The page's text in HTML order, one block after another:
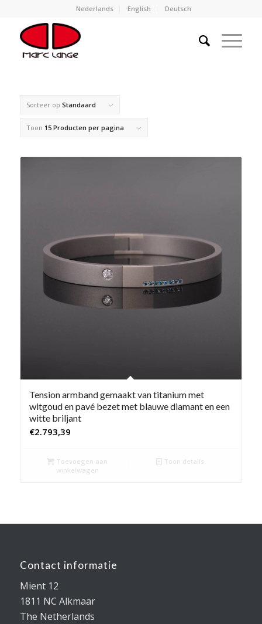
Nederlands English Deutsch
Sorteer op Standaard
Toon 15 Producten per pagina
Tension armband gemaakt van titanium met
witgoud en pavé bezet met blauwe diamant en een
witte briljant
€2.793,39
Toevoegen aan
winkelwagen
Toon details
Contact informatie
Mient 12
1811 NC Alkmaar
The Netherlands